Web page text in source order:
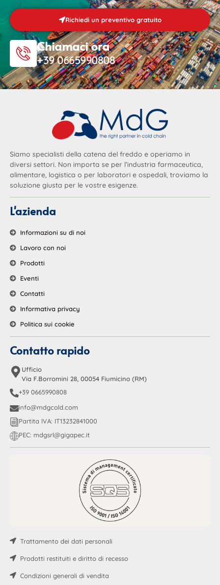
Richiedi un preventivo gratuito
Chiamaci ora
+39 0665990808
Siamo specialisti della catena del freddo e operiamo in
diversi settori. Non importa se per l’industria farmaceutica,
alimentare, logistica o per laboratori e ospedali, troviamo la
soluzione giusta per le vostre esigenze.
L'azienda
Informazioni su di noi
Lavoro con noi
Prodotti
Eventi
Contatti
Informativa privacy
Politica sui cookie
Contatto rapido
Ufficio
Via F.Borromini 28, 00054 Fiumicino (RM)
+39 0665990808
info@mdgcold.com
Partita IVA: IT13232841000
PEC: mdgsrl@gigapec.it
Trattamento dei dati personali
Prodotti restituiti e diritto di recesso
Condizioni generali di vendita